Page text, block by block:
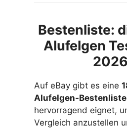
Bestenliste:
Alufelgen
2026
Auf eBay gibt es eine
Alufelgen-Bestenliste
hervorragend eignet,
Vergleich anzustellen